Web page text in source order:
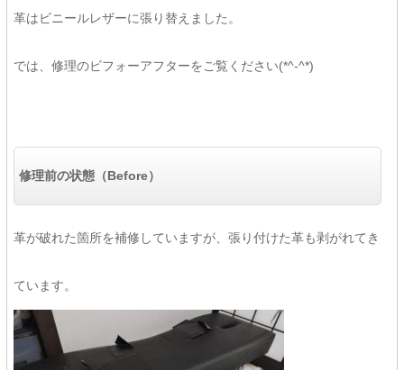
革はビニールレザーに張り替えました。
では、修理のビフォーアフターをご覧ください(*^-^*)
修理前の状態（Before）
革が破れた箇所を補修していますが、張り付けた革も剥がれてき
ています。